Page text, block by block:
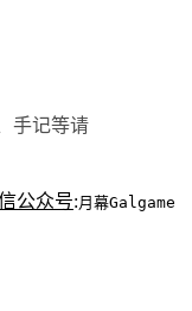
手记等请
公众号:月幕Galgame